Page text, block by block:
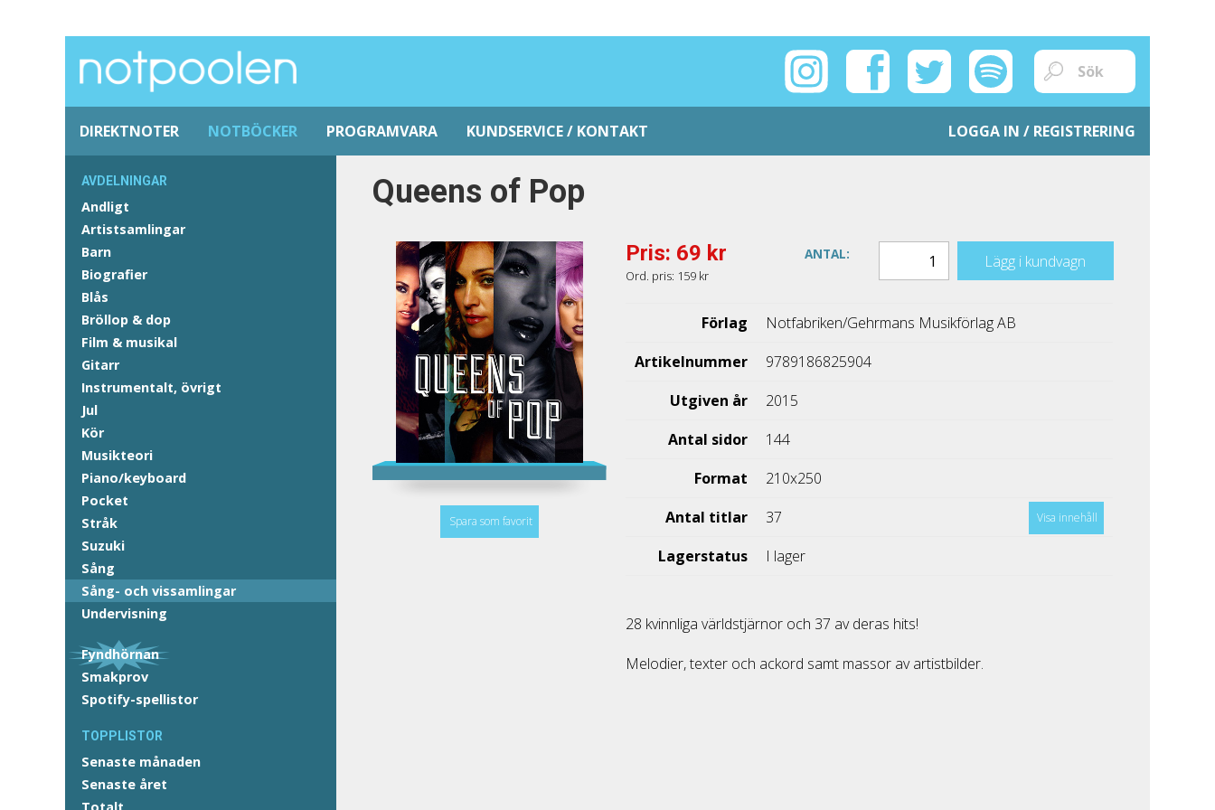
DIREKTNOTER NOTBÖCKER PROGRAMVARA KUNDSERVICE / KONTAKT LOGGA IN / REGISTRERING
AVDELNINGAR
Andligt
Artistsamlingar
Barn
Biografier
Blås
Bröllop & dop
Film & musikal
Gitarr
Instrumentalt, övrigt
Jul
Kör
Musikteori
Piano/keyboard
Pocket
Stråk
Suzuki
Sång
Sång- och vissamlingar
Undervisning
Fyndhörnan
Smakprov
Spotify-spellistor
TOPPLISTOR
Senaste månaden
Senaste året
Queens of Pop
Spara som favorit
Pris: 69 kr
Ord. pris: 159 kr
ANTAL: Lägg i kundvagn
Förlag
Notfabriken/Gehrmans Musikförlag AB
Artikelnummer
9789186825904
Utgiven år
2015
Antal sidor
144
Format
210x250
Antal titlar
37 Visa innehåll
Lagerstatus I lager
28 kvinnliga världstjärnor och 37 av deras hits!
Melodier, texter och ackord samt massor av artistbilder.